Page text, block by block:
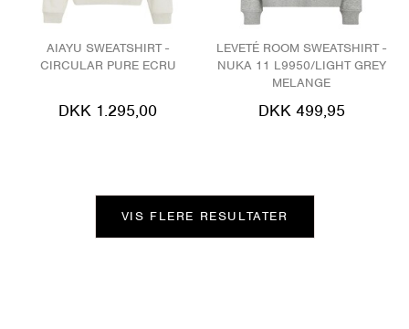
AIAYU SWEATSHIRT -
CIRCULAR PURE ECRU
DKK 1.295,00
LEVETÉ ROOM SWEATSHIRT -
NUKA 11 L9950/LIGHT GREY
MELANGE
DKK 499,95
VIS FLERE RESULTATER